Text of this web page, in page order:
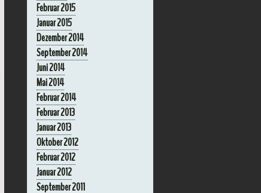
Februar 2015
Januar 2015
Dezember 2014
September 2014
Juni 2014
Mai 2014
Februar 2014
Februar 2013
Januar 2013
Oktober 2012
Februar 2012
Januar 2012
September 2011